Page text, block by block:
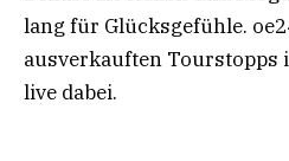
lang für Glücksgefühle.
ausverkauften Tourstopps
live dabei.